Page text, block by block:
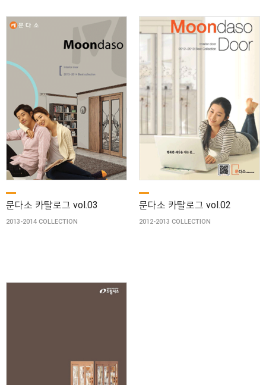
문다소 카탈로그 vol.03
2013-2014 COLLECTION
문다소 카탈로그 vol.02
2012-2013 COLLECTION